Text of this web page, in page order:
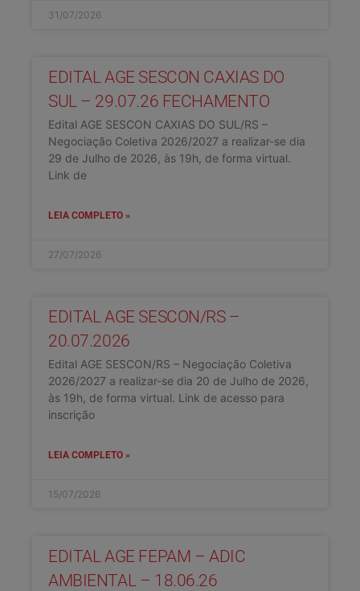
31/07/2026
EDITAL AGE SESCON CAXIAS DO
SUL – 29.07.26 FECHAMENTO
Edital AGE SESCON CAXIAS DO SUL/RS –
Negociação Coletiva 2026/2027 a realizar-se dia
29 de Julho de 2026, às 19h, de forma virtual.
Link de
LEIA COMPLETO »
27/07/2026
EDITAL AGE SESCON/RS –
20.07.2026
Edital AGE SESCON/RS – Negociação Coletiva
2026/2027 a realizar-se dia 20 de Julho de 2026,
às 19h, de forma virtual. Link de acesso para
inscrição
LEIA COMPLETO »
15/07/2026
EDITAL AGE FEPAM – ADIC
AMBIENTAL – 18.06.26